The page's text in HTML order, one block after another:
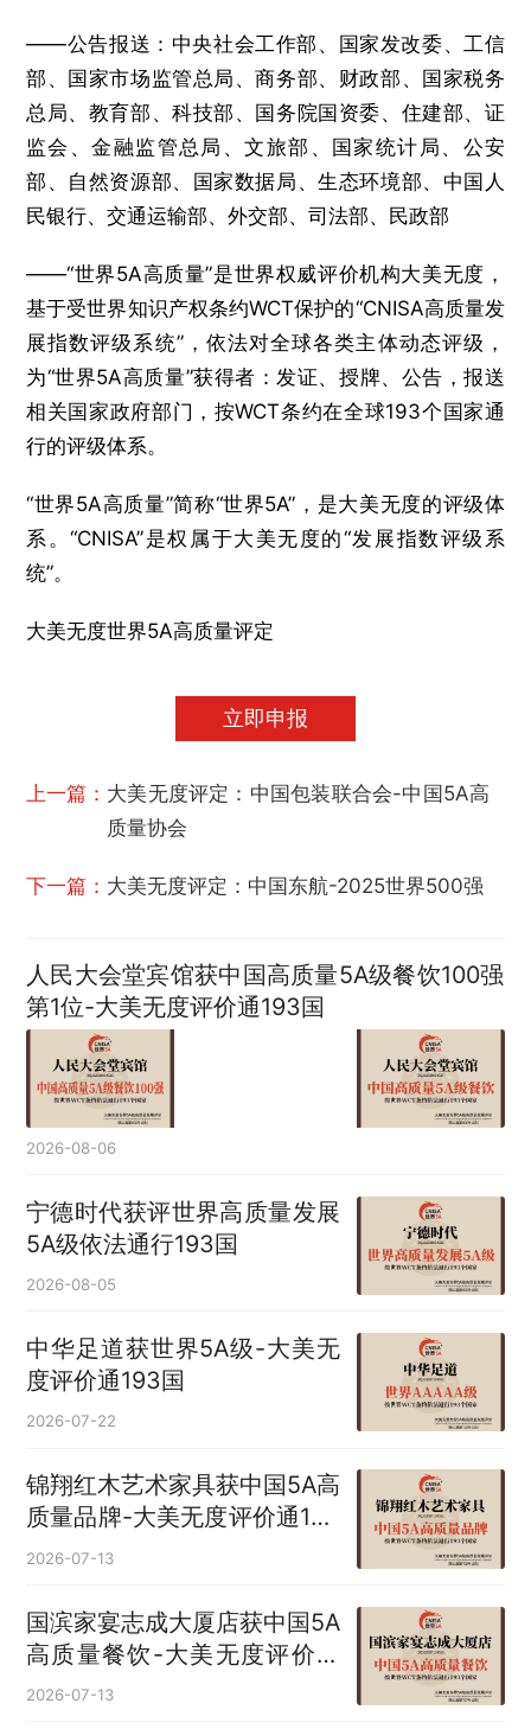
——公告报送：中央社会工作部、国家发改委、工信
部、国家市场监管总局、商务部、财政部、国家税务
总局、教育部、科技部、国务院国资委、住建部、证
监会、金融监管总局、文旅部、国家统计局、公安
部、自然资源部、国家数据局、生态环境部、中国人
民银行、交通运输部、外交部、司法部、民政部
——“世界5A高质量”是世界权威评价机构大美无度，
基于受世界知识产权条约WCT保护的“CNISA高质量发
展指数评级系统”，依法对全球各类主体动态评级，
为“世界5A高质量”获得者：发证、授牌、公告，报送
相关国家政府部门，按WCT条约在全球193个国家通
行的评级体系。
“世界5A高质量”简称“世界5A”，是大美无度的评级体
系。“CNISA”是权属于大美无度的“发展指数评级系
统”。
大美无度世界5A高质量评定
立即申报
上一篇： 大美无度评定：中国包装联合会-中国5A高
质量协会
下一篇： 大美无度评定：中国东航-2025世界500强
人民大会堂宾馆获中国高质量5A级餐饮100强
第1位-大美无度评价通193国
2026-08-06
宁德时代获评世界高质量发展
5A级依法通行193国
2026-08-05
中华足道获世界5A级-大美无
度评价通193国
2026-07-22
锦翔红木艺术家具获中国5A高
质量品牌-大美无度评价通193
国
2026-07-13
国滨家宴志成大厦店获中国5A
高质量餐饮-大美无度评价通
193国
2026-07-13